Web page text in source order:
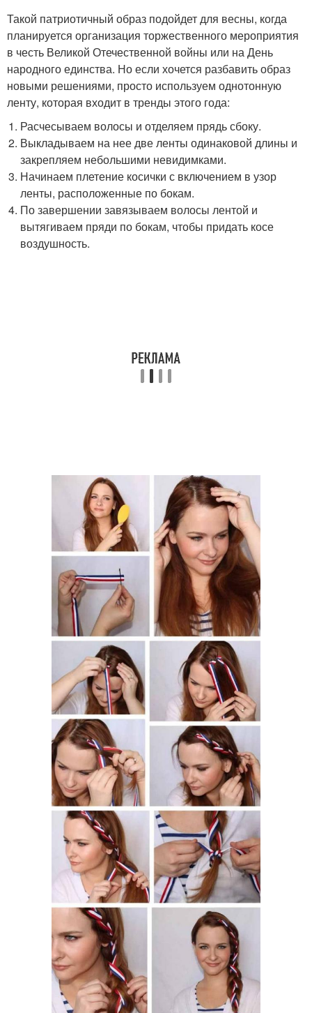
Такой патриотичный образ подойдет для весны, когда
планируется организация торжественного мероприятия
в честь Великой Отечественной войны или на День
народного единства. Но если хочется разбавить образ
новыми решениями, просто используем однотонную
ленту, которая входит в тренды этого года:
Расчесываем волосы и отделяем прядь сбоку.
Выкладываем на нее две ленты одинаковой длины и
закрепляем небольшими невидимками.
Начинаем плетение косички с включением в узор
ленты, расположенные по бокам.
По завершении завязываем волосы лентой и
вытягиваем пряди по бокам, чтобы придать косе
воздушность.